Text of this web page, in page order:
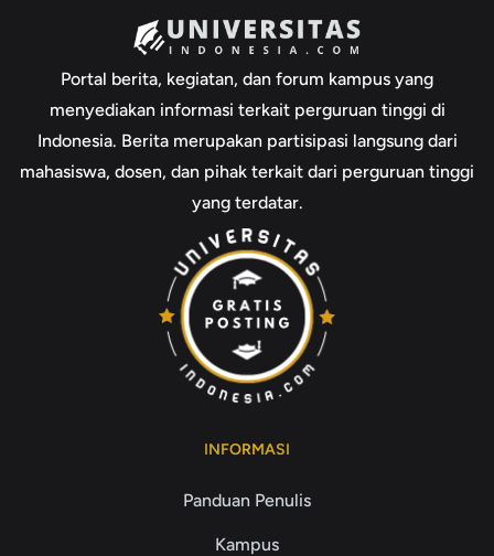
Portal berita, kegiatan, dan forum kampus yang
menyediakan informasi terkait perguruan tinggi di
Indonesia. Berita merupakan partisipasi langsung dari
mahasiswa, dosen, dan pihak terkait dari perguruan tinggi
yang terdatar.
INFORMASI
Panduan Penulis
Kampus